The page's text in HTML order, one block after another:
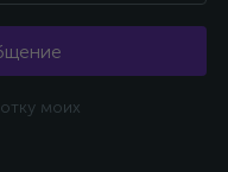
моих